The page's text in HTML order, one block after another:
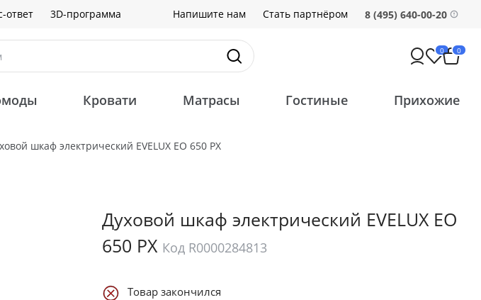
ответ 3D-программа Напишите нам Стать партнёром 8 (495) 640-00-20
0 0
Кровати Матрасы Гостиные Прихожие
шкаф электрический EVELUX EO 650 PX
Духовой шкаф электрический EVELUX EO
650 PX Код R0000284813
Товар закончился